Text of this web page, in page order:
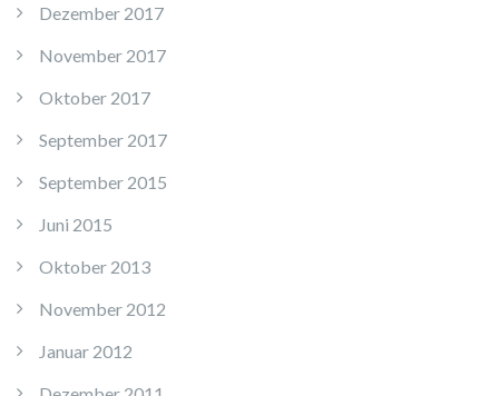
Dezember 2017
November 2017
Oktober 2017
September 2017
September 2015
Juni 2015
Oktober 2013
November 2012
Januar 2012